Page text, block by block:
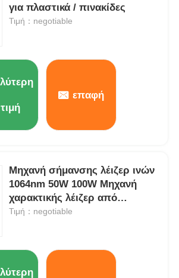
για πλαστικά / πινακίδες
Τιμή：negotiable
τιμή
επαφή
Μηχανή σήμανσης λέιζερ ινών
1064nm 50W 100W Μηχανή
χαρακτικής λέιζερ από
ανοξείδωτο χάλυβα
Τιμή：negotiable